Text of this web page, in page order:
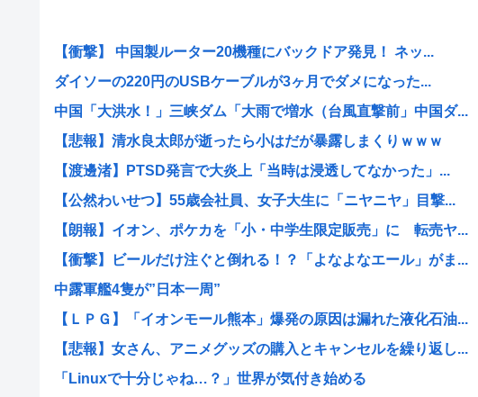
【衝撃】 中国製ルーター20機種にバックドア発見！ ネッ...
ダイソーの220円のUSBケーブルが3ヶ月でダメになった...
中国「大洪水！」三峡ダム「大雨で増水（台風直撃前」中国ダ...
【悲報】清水良太郎が逝ったら小はだが暴露しまくりｗｗｗ
【渡邊渚】PTSD発言で大炎上「当時は浸透してなかった」...
【公然わいせつ】55歳会社員、女子大生に「ニヤニヤ」目撃...
【朗報】イオン、ポケカを「小・中学生限定販売」に 転売ヤ...
【衝撃】ビールだけ注ぐと倒れる！？「よなよなエール」がま...
中露軍艦4隻が”日本一周”
【ＬＰＧ】「イオンモール熊本」爆発の原因は漏れた液化石油...
【悲報】女さん、アニメグッズの購入とキャンセルを繰り返し...
「Linuxで十分じゃね…？」世界が気付き始める